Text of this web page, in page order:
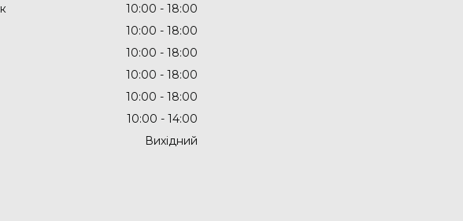
10:00
18:00
10:00
18:00
10:00
18:00
10:00
18:00
10:00
18:00
10:00
14:00
Вихідний